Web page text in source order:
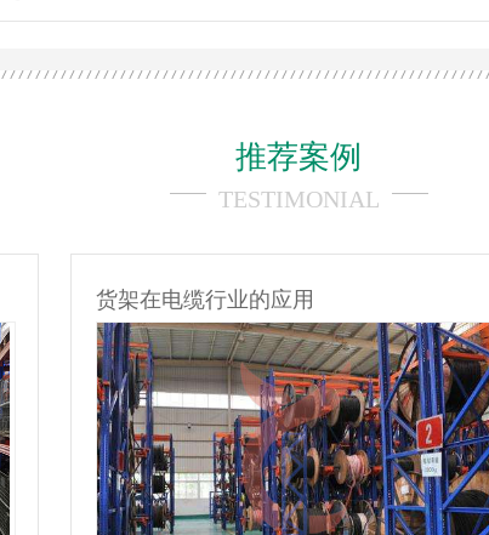
推荐案例
TESTIMONIAL
货架在电缆行业的应用